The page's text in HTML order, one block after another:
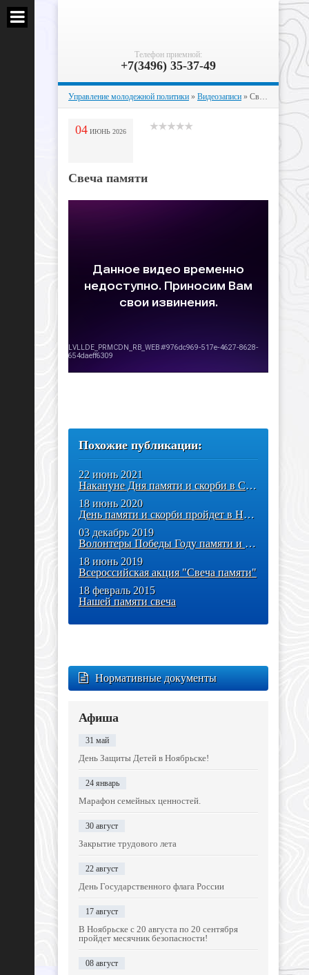
Телефон приемной:
+7(3496) 35-37-49
Управление молодежной политики » Видеозаписи » Свеча памяти
04 ИЮНЬ 2026
Свеча памяти
Похожие публикации:
22 июнь 2021
Накануне Дня памяти и скорби в Сквере Памяти микрорайона
18 июнь 2020
День памяти и скорби пройдет в Ноябрьске
03 декабрь 2019
Волонтеры Победы Году памяти и славы
18 июнь 2019
Всероссийская акция "Свеча памяти"
18 февраль 2015
Нашей памяти свеча
Нормативные документы
Афиша
31 май
День Защиты Детей в Ноябрьске!
24 январь
Марафон семейных ценностей.
30 август
Закрытие трудового лета
22 август
День Государственного флага России
17 август
В Ноябрьске с 20 августа по 20 сентября
пройдет месячник безопасности!
08 август